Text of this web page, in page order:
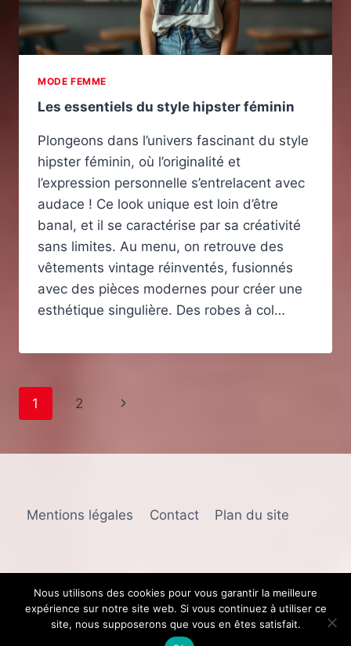
MODE FEMME
Les essentiels du style hipster féminin
Plongeons dans l’univers fascinant du style
hipster féminin, où l’originalité et
l’expression personnelle s’entrelacent avec
audace ! Ce look unique est loin d’être
banal, et il se caractérise par sa créativité
sans limites. Au menu, on retrouve des
vêtements vintage réinventés, fusionnés
avec des pièces modernes pour créer une
esthétique singulière. Des robes à col…
Navigation
1 2
Page
Mentions légales Contact Plan du site
© 2026 Plumoiselles
Nous utilisons des cookies pour vous garantir la meilleure
expérience sur notre site web. Si vous continuez à utiliser ce
site, nous supposerons que vous en êtes satisfait.